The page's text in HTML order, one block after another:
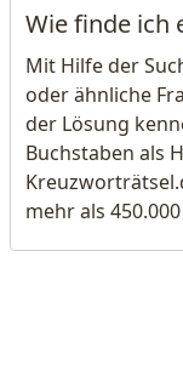
Wie finde ich
Mit Hilfe der
oder ähnliche
der Lösung
Buchstaben als
mehr als